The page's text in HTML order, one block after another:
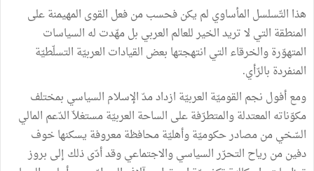
هذا التّسلسل المأساوي لم يكن فحسب من فعل القوى المهيمنة على
المنطقة التي لا تريد الخير للعالم العربي بل مهّدت له السياسات
المتهوّرة والخرقاء التي انتهجتها بعض القيادات العربيّة التسلّطيّة
المنفردة بالرّأي.
ومع أفول نجم القوميّة العربيّة ازداد مدّ الإسلام السياسي بمختلف
مكوّناته المعتدلة والمتطرّفة على الساحة العربيّة مستغلاّ الدّعم المالي
السّخي من مصادر حكوميّة وأهليّة محافظة معروفة يسكنها خوف
دفين من رياح التحرّر السياسي والاجتماعي وقد أدّى ذلك إلى بروز